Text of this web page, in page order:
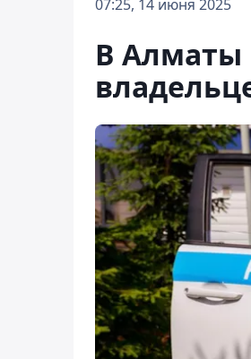
07:25, 14 июня 2025
В Алматы